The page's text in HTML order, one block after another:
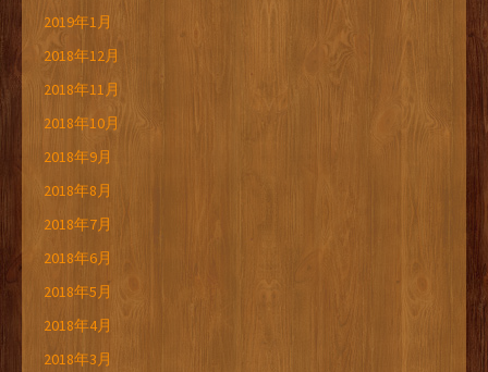
2019年1月
2018年12月
2018年11月
2018年10月
2018年9月
2018年8月
2018年7月
2018年6月
2018年5月
2018年4月
2018年3月